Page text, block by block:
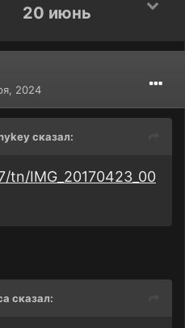
20 июнь
2024
сказал:
tn/IMG_20170423_00
сказал: